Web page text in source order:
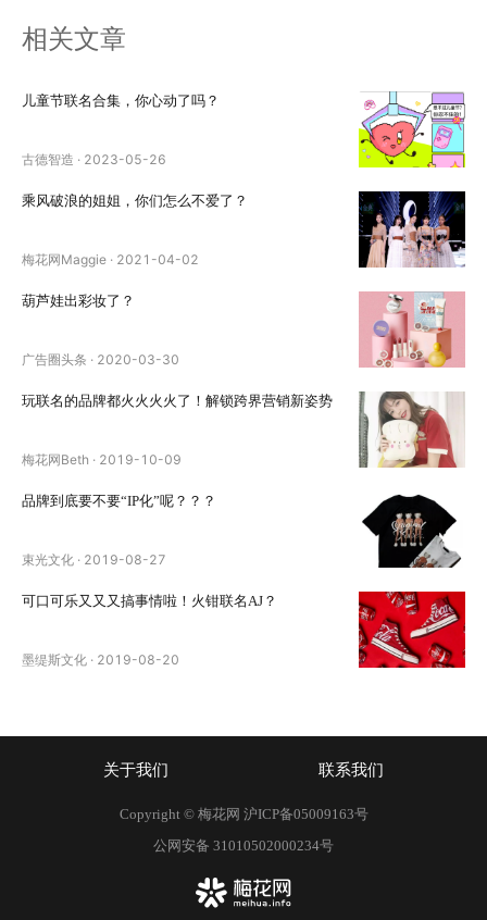
相关文章
儿童节联名合集，你心动了吗？
古德智造 · 2023-05-26
乘风破浪的姐姐，你们怎么不爱了？
梅花网Maggie · 2021-04-02
葫芦娃出彩妆了？
广告圈头条 · 2020-03-30
玩联名的品牌都火火火火了！解锁跨界营销新姿势
梅花网Beth · 2019-10-09
品牌到底要不要“IP化”呢？？？
束光文化 · 2019-08-27
可口可乐又又又搞事情啦！火钳联名AJ？
墨缇斯文化 · 2019-08-20
关于我们 联系我们
Copyright © 梅花网 沪ICP备05009163号
公网安备 31010502000234号